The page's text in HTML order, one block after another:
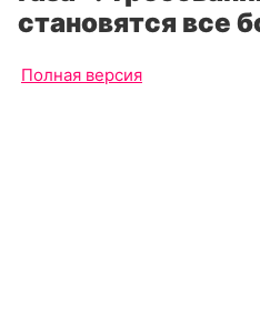
становятся все
Полная версия